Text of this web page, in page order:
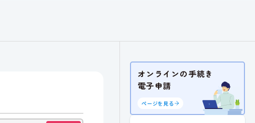
オンラインの手続き
電子申請
ページを見る